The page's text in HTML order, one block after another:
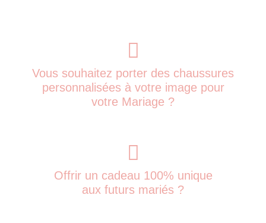
Vous souhaitez porter des chaussures
personnalisées à votre image pour
votre Mariage ?
Offrir un cadeau 100% unique
aux futurs mariés ?